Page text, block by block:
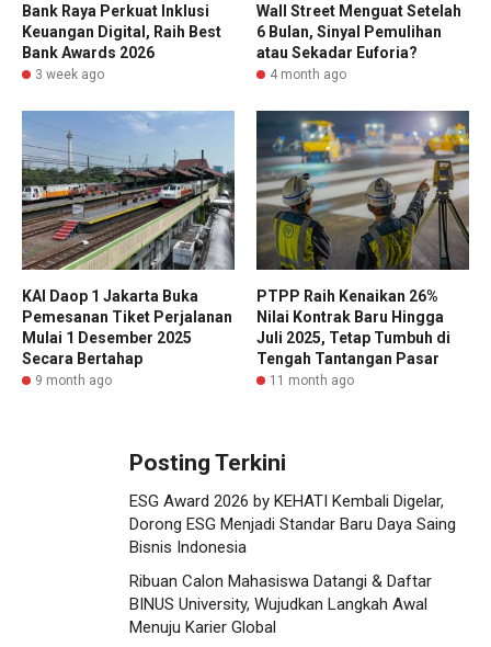
Bank Raya Perkuat Inklusi
Keuangan Digital, Raih Best
Bank Awards 2026
3 week ago
Wall Street Menguat Setelah
6 Bulan, Sinyal Pemulihan
atau Sekadar Euforia?
4 month ago
KAI Daop 1 Jakarta Buka
Pemesanan Tiket Perjalanan
Mulai 1 Desember 2025
Secara Bertahap
9 month ago
PTPP Raih Kenaikan 26%
Nilai Kontrak Baru Hingga
Juli 2025, Tetap Tumbuh di
Tengah Tantangan Pasar
11 month ago
Posting Terkini
ESG Award 2026 by KEHATI Kembali Digelar,
Dorong ESG Menjadi Standar Baru Daya Saing
Bisnis Indonesia
Ribuan Calon Mahasiswa Datangi & Daftar
BINUS University, Wujudkan Langkah Awal
Menuju Karier Global